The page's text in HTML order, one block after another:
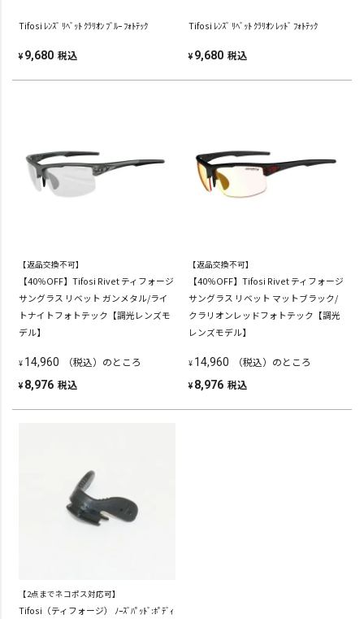
Tifosi ﾚﾝｽﾞ ﾘﾍﾞｯﾄ ｸﾗﾘｵﾝ ﾌﾞﾙｰ ﾌｫﾄﾃｯｸ
¥ 9,680 税込
Tifosi ﾚﾝｽﾞ ﾘﾍﾞｯﾄ ｸﾗﾘｵﾝ ﾚｯﾄﾞ ﾌｫﾄﾃｯｸ
¥ 9,680 税込
【返品交換不可】
【40％OFF】Tifosi Rivet ティフォージ
サングラス リベット ガンメタル/ライ
トナイトフォトテック【調光レンズモ
デル】
¥ 14,960 （税込）のところ
¥ 8,976 税込
【返品交換不可】
【40％OFF】Tifosi Rivet ティフォージ
サングラス リベット マットブラック/
クラリオンレッドフォトテック【調光
レンズモデル】
¥ 14,960 （税込）のところ
¥ 8,976 税込
【2点までネコポス対応可】
Tifosi（ティフォージ） ﾉｰｽﾞﾊﾟｯﾄﾞ:ﾎﾟﾃﾞｨ